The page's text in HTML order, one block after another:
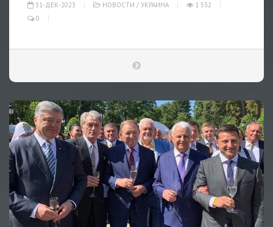
31-ДЕК-2023 НОВОСТИ / УКРАИНА
1 532
0